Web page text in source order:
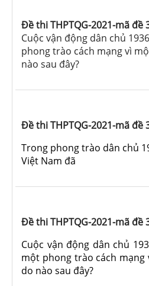
Đề thi THPTQG-2021-mã đề
Cuộc vận động dân chủ
phong trào cách mạng vì
nào sau đây?
Đề thi THPTQG-2021-mã đề
Trong phong trào dân chủ
Việt Nam đã
Đề thi THPTQG-2021-mã đề
Cuộc vận động dân chủ
một phong trào cách
do nào sau đây?